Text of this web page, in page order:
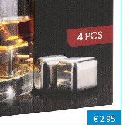
€ 2.95